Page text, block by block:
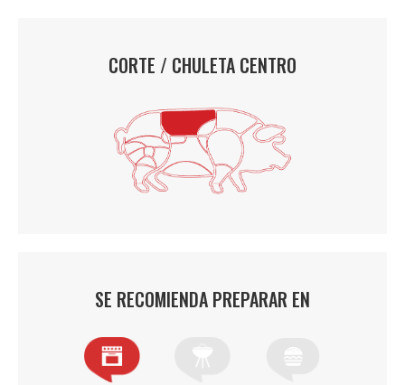
CORTE / CHULETA CENTRO
SE RECOMIENDA PREPARAR EN